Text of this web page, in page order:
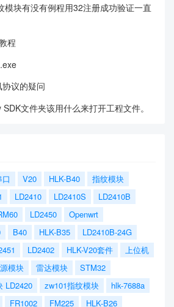
模块有没有例程用32注册成功验证一直
程
议的疑问
文件夹该用什么来打开工程文件。
口 V20 HLK-B40
指纹模块
LD2410 LD2410S
LD2410B
LD2450
Openwrt
B40 HLK-B35
LD2410B-24G
LD2402 HLK-V20套件
上位机
模块 雷达模块
STM32
LD2420
zw101指纹模块
hlk-7688a
FR1002 FM225
HLK-B26